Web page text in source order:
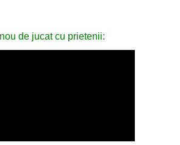
de jucat cu prietenii: